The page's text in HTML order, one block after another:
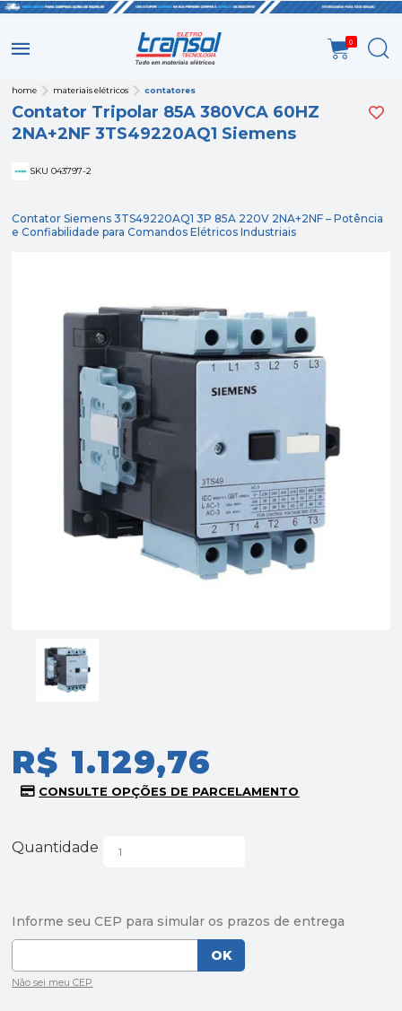
0
home materiais elétricos contatores
Contator Tripolar 85A 380VCA 60HZ
2NA+2NF 3TS49220AQ1 Siemens
SKU 043797-2
Contator Siemens 3TS49220AQ1 3P 85A 220V 2NA+2NF – Potência
e Confiabilidade para Comandos Elétricos Industriais
R$ 1.129,76
Quantidade